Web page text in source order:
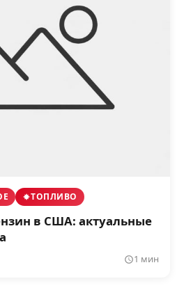
ТОПЛИВО
в США: актуальные
1 мин